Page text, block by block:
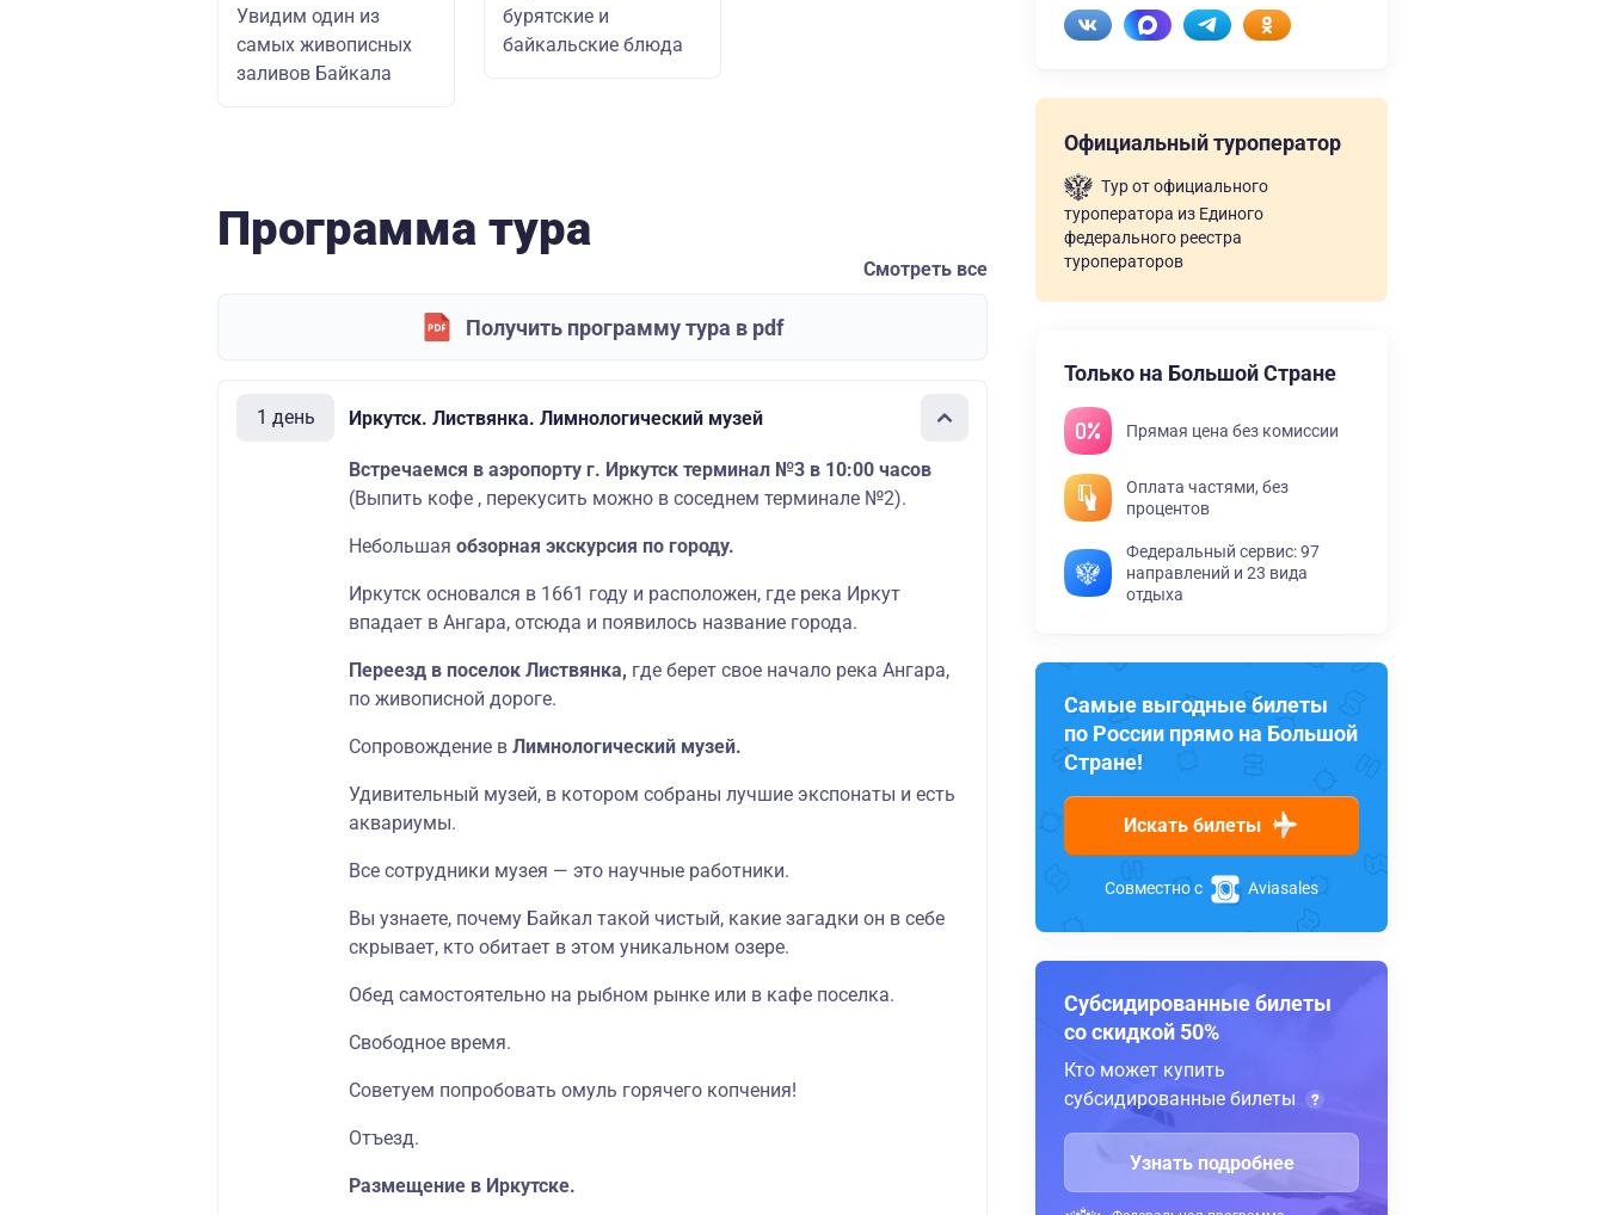
Увидим один из
самых живописных
заливов Байкала
бурятские и
байкальские блюда
Программа тура
Смотреть все
Получить программу тура в pdf
1 день Иркутск. Листвянка. Лимнологический музей
Встречаемся в аэропорту г. Иркутск терминал №3 в 10:00 часов
(Выпить кофе , перекусить можно в соседнем терминале №2).
Небольшая обзорная экскурсия по городу.
Иркутск основался в 1661 году и расположен, где река Иркут
впадает в Ангара, отсюда и появилось название города.
Переезд в поселок Листвянка, где берет свое начало река Ангара,
по живописной дороге.
Сопровождение в Лимнологический музей.
Удивительный музей, в котором собраны лучшие экспонаты и есть
аквариумы.
Все сотрудники музея — это научные работники.
Вы узнаете, почему Байкал такой чистый, какие загадки он в себе
скрывает, кто обитает в этом уникальном озере.
Обед самостоятельно на рыбном рынке или в кафе поселка.
Свободное время.
Советуем попробовать омуль горячего копчения!
Отъезд.
Размещение в Иркутске.
Официальный туроператор
Тур от официального
туроператора из Единого
федерального реестра
туроператоров
Только на Большой Стране
Прямая цена без комиссии
Оплата частями, без
процентов
Федеральный сервис: 97
направлений и 23 вида
отдыха
Самые выгодные билеты
по России прямо на Большой
Стране!
Искать билеты
Совместно с Aviasales
Субсидированные билеты
со скидкой 50%
Кто может купить
субсидированные билеты
Узнать подробнее